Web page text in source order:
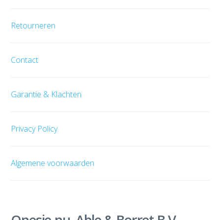
Retourneren
Contact
Garantie & Klachten
Privacy Policy
Algemene voorwaarden